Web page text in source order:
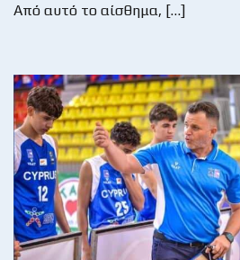
Από αυτό το αίσθημα, […]